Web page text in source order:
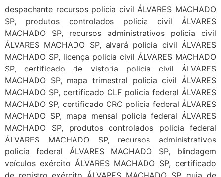
despachante recursos policia civil ÁLVARES MACHADO
SP, produtos controlados policia civil ÁLVARES
MACHADO SP, recursos administrativos policia civil
ÁLVARES MACHADO SP, alvará policia civil ÁLVARES
MACHADO SP, licença policia civil ÁLVARES MACHADO
SP, certificado de vistoria policia civil ÁLVARES
MACHADO SP, mapa trimestral policia civil ÁLVARES
MACHADO SP, certificado CLF policia federal ÁLVARES
MACHADO SP, certificado CRC policia federal ÁLVARES
MACHADO SP, mapa mensal policia federal ÁLVARES
MACHADO SP, produtos controlados policia federal
ÁLVARES MACHADO SP, recursos administrativos
policia federal ÁLVARES MACHADO SP, blindagem
veículos exército ÁLVARES MACHADO SP, certificado